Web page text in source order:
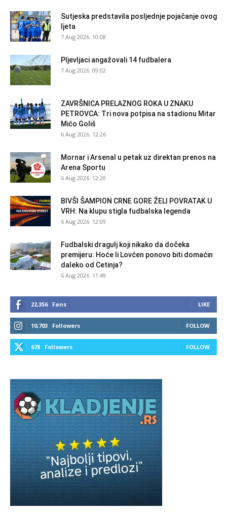
Sutjeska predstavila posljednje pojačanje ovog
ljeta
7 Aug 2026. 10:08
Pljevljaci angažovali 14 fudbalera
7 Aug 2026. 09:02
ZAVRŠNICA PRELAZNOG ROKA U ZNAKU
PETROVCA: Tri nova potpisa na stadionu Mitar
Mićo Goliš
6 Aug 2026. 12:26
Mornar i Arsenal u petak uz direktan prenos na
Arena Sportu
6 Aug 2026. 12:20
BIVŠI ŠAMPION CRNE GORE ŽELI POVRATAK U
VRH: Na klupu stigla fudbalska legenda
6 Aug 2026. 12:09
Fudbalski dragulj koji nikako da dočeka
premijeru: Hoće li Lovćen ponovo biti domaćin
daleko od Cetinja?
6 Aug 2026. 11:49
22,356 Fans LIKE
10,703 Followers FOLLOW
678 Followers FOLLOW